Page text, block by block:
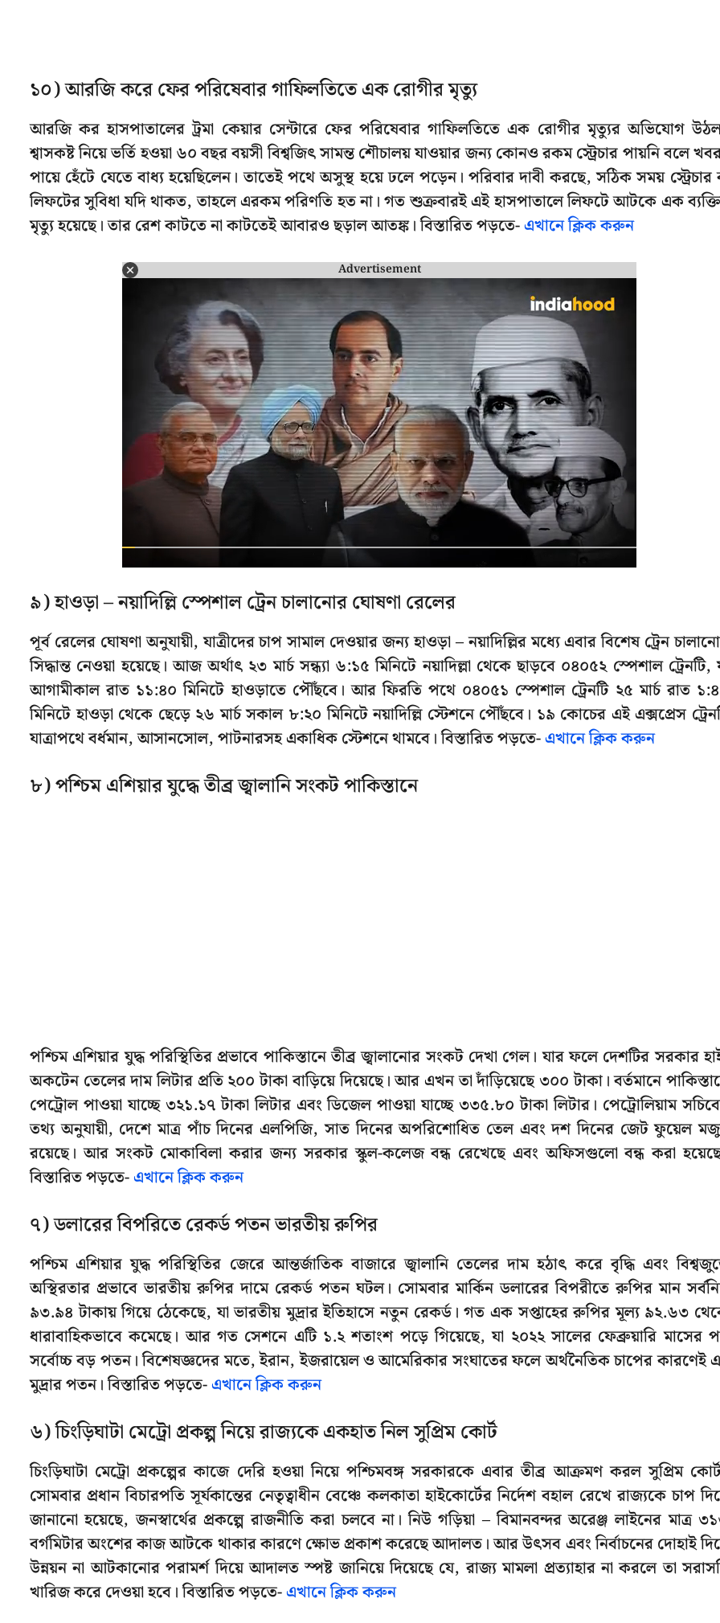
১০) আরজি করে ফের পরিষেবার গাফিলতিতে এক রোগীর মৃত্যু
আরজি কর হাসপাতালের ট্রমা কেয়ার সেন্টারে ফের পরিষেবার গাফিলতিতে এক রোগীর মৃত্যুর অভিযোগ
শ্বাসকষ্ট নিয়ে ভর্তি হওয়া ৬০ বছর বয়সী বিশ্বজিৎ সামন্ত শৌচালয় যাওয়ার জন্য কোনও রকম স্ট্রেচার পায়নি বলে
পায়ে হেঁটে যেতে বাধ্য হয়েছিলেন। তাতেই পথে অসুস্থ হয়ে ঢলে পড়েন। পরিবার দাবী করছে, সঠিক সময় স্ট্রেচার
লিফটের সুবিধা যদি থাকত, তাহলে এরকম পরিণতি হত না। গত শুক্রবারই এই হাসপাতালে লিফটে আটকে এক
মৃত্যু হয়েছে। তার রেশ কাটতে না কাটতেই আবারও ছড়াল আতঙ্ক। বিস্তারিত পড়তে-এখানে ক্লিক করুন
Advertisement
৯) হাওড়া – নয়াদিল্লি স্পেশাল ট্রেন চালানোর ঘোষণা রেলের
পূর্ব রেলের ঘোষণা অনুযায়ী, যাত্রীদের চাপ সামাল দেওয়ার জন্য হাওড়া – নয়াদিল্লির মধ্যে এবার বিশেষ ট্রেন
সিদ্ধান্ত নেওয়া হয়েছে। আজ অর্থাৎ ২৩ মার্চ সন্ধ্যা ৬:১৫ মিনিটে নয়াদিল্লা থেকে ছাড়বে ০৪০৫২ স্পেশাল ট্রেনটি,
আগামীকাল রাত ১১:৪০ মিনিটে হাওড়াতে পৌঁছবে। আর ফিরতি পথে ০৪০৫১ স্পেশাল ট্রেনটি ২৫ মার্চ রাত
মিনিটে হাওড়া থেকে ছেড়ে ২৬ মার্চ সকাল ৮:২০ মিনিটে নয়াদিল্লি স্টেশনে পৌঁছবে। ১৯ কোচের এই এক্সপ্রেস
যাত্রাপথে বর্ধমান, আসানসোল, পাটনারসহ একাধিক স্টেশনে থামবে। বিস্তারিত পড়তে-এখানে ক্লিক করুন
৮) পশ্চিম এশিয়ার যুদ্ধে তীব্র জ্বালানি সংকট পাকিস্তানে
পশ্চিম এশিয়ার যুদ্ধ পরিস্থিতির প্রভাবে পাকিস্তানে তীব্র জ্বালানোর সংকট দেখা গেল। যার ফলে দেশটির সরকার
অকটেন তেলের দাম লিটার প্রতি ২০০ টাকা বাড়িয়ে দিয়েছে। আর এখন তা দাঁড়িয়েছে ৩০০ টাকা। বর্তমানে
পেট্রোল পাওয়া যাচ্ছে ৩২১.১৭ টাকা লিটার এবং ডিজেল পাওয়া যাচ্ছে ৩৩৫.৮০ টাকা লিটার। পেট্রোলিয়াম
তথ্য অনুযায়ী, দেশে মাত্র পাঁচ দিনের এলপিজি, সাত দিনের অপরিশোধিত তেল এবং দশ দিনের জেট ফুয়েল
রয়েছে। আর সংকট মোকাবিলা করার জন্য সরকার স্কুল-কলেজ বন্ধ রেখেছে এবং অফিসগুলো বন্ধ করা
বিস্তারিত পড়তে-এখানে ক্লিক করুন
৭) ডলারের বিপরিতে রেকর্ড পতন ভারতীয় রুপির
পশ্চিম এশিয়ার যুদ্ধ পরিস্থিতির জেরে আন্তর্জাতিক বাজারে জ্বালানি তেলের দাম হঠাৎ করে বৃদ্ধি এবং
অস্থিরতার প্রভাবে ভারতীয় রুপির দামে রেকর্ড পতন ঘটল। সোমবার মার্কিন ডলারের বিপরীতে রুপির মান
৯৩.৯৪ টাকায় গিয়ে ঠেকেছে, যা ভারতীয় মুদ্রার ইতিহাসে নতুন রেকর্ড। গত এক সপ্তাহের রুপির মূল্য ৯২.৬৩
ধারাবাহিকভাবে কমেছে। আর গত সেশনে এটি ১.২ শতাংশ পড়ে গিয়েছে, যা ২০২২ সালের ফেব্রুয়ারি মাসের
সর্বোচ্চ বড় পতন। বিশেষজ্ঞদের মতে, ইরান, ইজরায়েল ও আমেরিকার সংঘাতের ফলে অর্থনৈতিক চাপের কারণেই
মুদ্রার পতন। বিস্তারিত পড়তে-এখানে ক্লিক করুন
৬) চিংড়িঘাটা মেট্রো প্রকল্প নিয়ে রাজ্যকে একহাত নিল সুপ্রিম কোর্ট
চিংড়িঘাটা মেট্রো প্রকল্পের কাজে দেরি হওয়া নিয়ে পশ্চিমবঙ্গ সরকারকে এবার তীব্র আক্রমণ করল সুপ্রিম
সোমবার প্রধান বিচারপতি সূর্যকান্তের নেতৃত্বাধীন বেঞ্চে কলকাতা হাইকোর্টের নির্দেশ বহাল রেখে রাজ্যকে চাপ
জানানো হয়েছে, জনস্বার্থের প্রকল্পে রাজনীতি করা চলবে না। নিউ গড়িয়া – বিমানবন্দর অরেঞ্জ লাইনের মাত্র
বর্গমিটার অংশের কাজ আটকে থাকার কারণে ক্ষোভ প্রকাশ করেছে আদালত। আর উৎসব এবং নির্বাচনের দোহাই
উন্নয়ন না আটকানোর পরামর্শ দিয়ে আদালত স্পষ্ট জানিয়ে দিয়েছে যে, রাজ্য মামলা প্রত্যাহার না করলে তা
খারিজ করে দেওয়া হবে। বিস্তারিত পড়তে-এখানে ক্লিক করুন